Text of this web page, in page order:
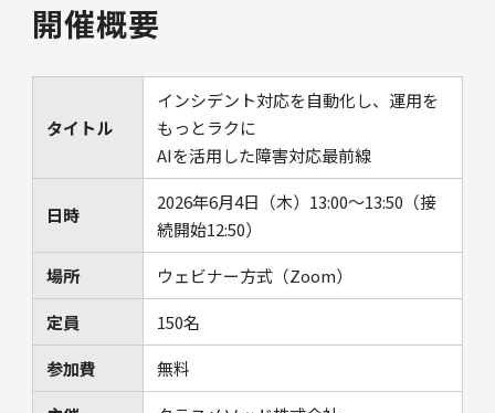
開催概要
タイトル
インシデント対応を自動化し、運用を
もっとラクに
AIを活用した障害対応最前線
日時
2026年6月4日（木）13:00～13:50（接
続開始12:50）
場所
ウェビナー方式（Zoom）
定員
150名
参加費
無料